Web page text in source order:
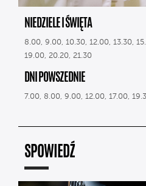
NIEDZIELE I ŚWIĘTA
8.00, 9.00, 10.30, 12.00, 13.30,
19.00, 20.20, 21.30
DNI POWSZEDNIE
7.00, 8.00, 9.00, 12.00, 17.00,
SPOWIEDŹ